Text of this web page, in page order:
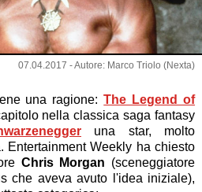
07.04.2017 - Autore: Marco Triolo (Nexta)
una ragione:The Legend of
nella classica saga fantasy
una star, molto
Entertainment Weekly ha chiesto
Chris Morgan (sceneggiatore
che aveva avuto l'idea iniziale),